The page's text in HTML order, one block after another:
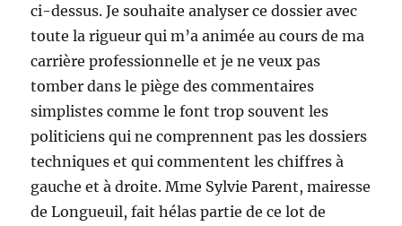
ci-dessus. Je souhaite analyser ce dossier avec
toute la rigueur qui m’a animée au cours de ma
carrière professionnelle et je ne veux pas
tomber dans le piège des commentaires
simplistes comme le font trop souvent les
politiciens qui ne comprennent pas les dossiers
techniques et qui commentent les chiffres à
gauche et à droite. Mme Sylvie Parent, mairesse
de Longueuil, fait hélas partie de ce lot de